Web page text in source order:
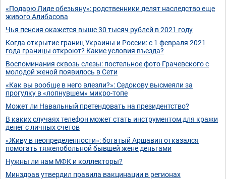
«Подарю Лиде обезьяну»: родственники делят наследство еще
живого Алибасова
Чья пенсия окажется выше 30 тысяч рублей в 2021 году
Когда открытие границ Украины и России: с 1 февраля 2021
года границы откроют? Какие условия въезда?
Воспоминания сквозь слезы: постельное фото Грачевского с
молодой женой появилось в Сети
«Как вы вообще в него влезли?»: Седокову высмеяли за
прогулку в «лопнувшем» микро-топе
Может ли Навальный претендовать на президентство?
В каких случаях телефон может стать инструментом для кражи
денег с личных счетов
«Живу в неопределенности»: богатый Аршавин отказался
помогать тяжелобольной бывшей жене деньгами
Нужны ли нам МФК и коллекторы?
Минздрав утвердил правила вакцинации в регионах